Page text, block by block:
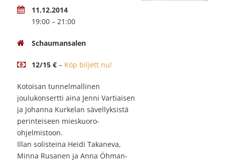
11.12.2014
19:00 – 21:00
Schaumansalen
12/15 € – Köp biljett nu!
Kotoisan tunnelmallinen
joulukonsertti aina Jenni Vartiaisen
ja Johanna Kurkelan sävellyksistä
perinteiseen mieskuoro-
ohjelmistoon.
Illan solisteina Heidi Takaneva,
Minna Rusanen ja Anna Öhman-